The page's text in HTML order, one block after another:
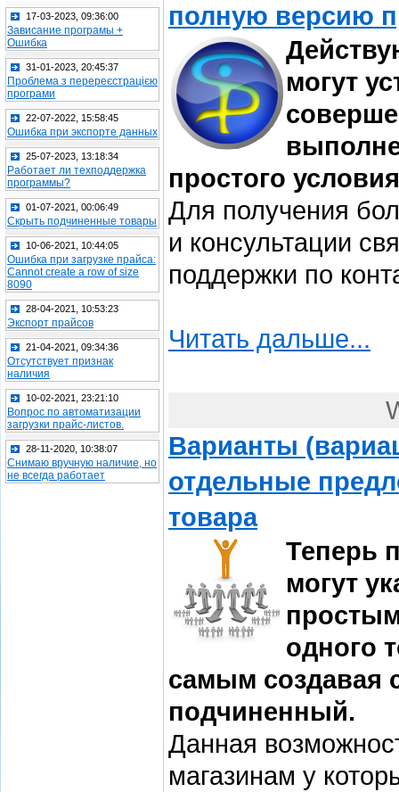
17-03-2023, 09:36:00
Зависание програмы +
Ошибка
31-01-2023, 20:45:37
Проблема з перереєстрацією
програми
22-07-2022, 15:58:45
Ошибка при экспорте данных
25-07-2023, 13:18:34
Работает ли техподдержка
программы?
01-07-2021, 00:06:49
Скрыть подчиненные товары
10-06-2021, 10:44:05
Ошибка при загрузке прайса:
Cannot create a row of size
8090
28-04-2021, 10:53:23
Экспорт прайсов
21-04-2021, 09:34:36
Отсутствует признак
наличия
10-02-2021, 23:21:10
Вопрос по автоматизации
загрузки прайс-листов.
28-11-2020, 10:38:07
Снимаю вручную наличие, но
не всегда работает
полную версию
могут
простого
Для получения
и консультации
поддержки по
Читать дальше...
Варианты
отдельные
товара
Теперь
могут
одного
самым создавая
подчиненный.
Данная
магазинам у